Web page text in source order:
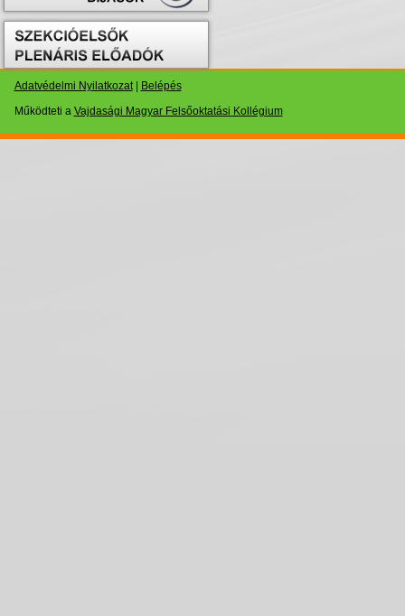
Adatvédelmi Nyilatkozat|
Belépés
Működteti a Vajdasági Magyar Felsőoktatási Kollégium